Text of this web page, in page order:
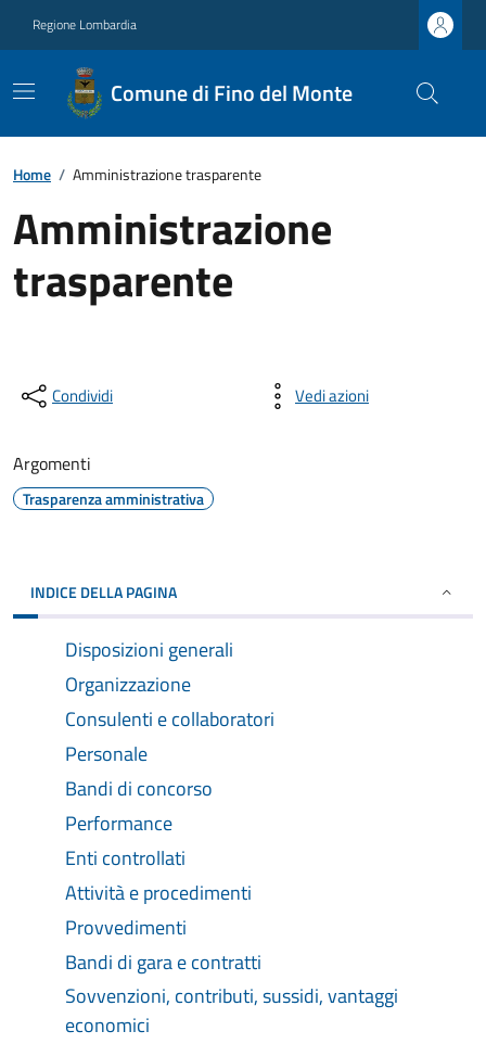
Regione Lombardia
Comune di Fino del Monte
Home / Amministrazione trasparente
Amministrazione
trasparente
Condividi Vedi azioni
Argomenti
Trasparenza amministrativa
INDICE DELLA PAGINA
Disposizioni generali
Organizzazione
Consulenti e collaboratori
Personale
Bandi di concorso
Performance
Enti controllati
Attività e procedimenti
Provvedimenti
Bandi di gara e contratti
Sovvenzioni, contributi, sussidi, vantaggi
economici